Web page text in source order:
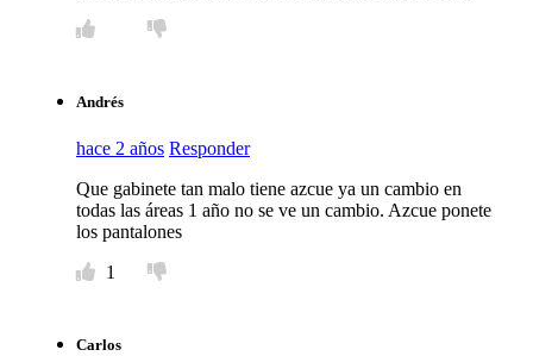
Andrés
hace 2 años Responder
Que gabinete tan malo tiene azcue ya un cambio en
todas las áreas 1 año no se ve un cambio. Azcue ponete
los pantalones
1
Carlos